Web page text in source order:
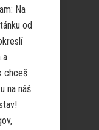
Na
od
a
chceš
na náš